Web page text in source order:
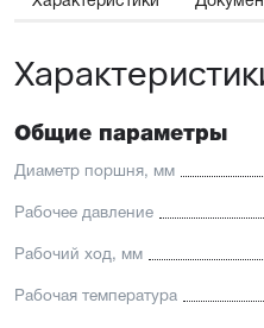
Доступность:
поставки
Отличительные черты:
Корпус изготовлен из
покрытого элоксаловым
коррозии
Шток изготавливается
из нержавеющей или
Общие параметры
Диаметр поршня, мм
Рабочее давление
Рабочий ход, мм
Рабочая температура